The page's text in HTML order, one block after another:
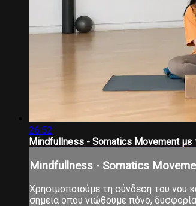
26:52
Mindfullness - Somatics Movement με
Mindfullness - Somatics
Χρησιμοποιούμε τη σύνδεση του νου
σημεία όπου νιώθουμε πόνο,